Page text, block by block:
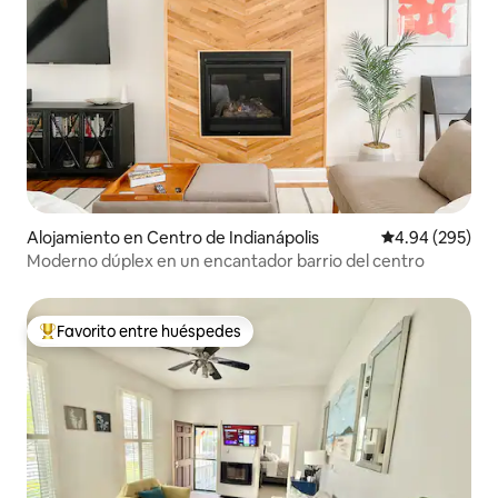
Alojamiento en Centro de Indianápolis Calificación
4.94 (295)
Moderno dúplex en un encantador barrio del centro
Favorito entre huéspedes preferido
Favorito entre huéspedes